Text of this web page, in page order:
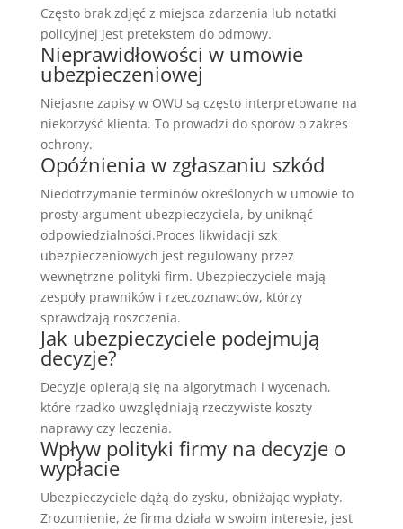
Często brak zdjęć z miejsca zdarzenia lub notatki
policyjnej jest pretekstem do odmowy.
Nieprawidłowości w umowie
ubezpieczeniowej
Niejasne zapisy w OWU są często interpretowane na
niekorzyść klienta. To prowadzi do sporów o zakres
ochrony.
Opóźnienia w zgłaszaniu szkód
Niedotrzymanie terminów określonych w umowie to
prosty argument ubezpieczyciela, by uniknąć
odpowiedzialności.Proces likwidacji szk
ubezpieczeniowych jest regulowany przez
wewnętrzne polityki firm. Ubezpieczyciele mają
zespoły prawników i rzeczoznawców, którzy
sprawdzają roszczenia.
Jak ubezpieczyciele podejmują
decyzje?
Decyzje opierają się na algorytmach i wycenach,
które rzadko uwzględniają rzeczywiste koszty
naprawy czy leczenia.
Wpływ polityki firmy na decyzje o
wypłacie
Ubezpieczyciele dążą do zysku, obniżając wypłaty.
Zrozumienie, że firma działa w swoim interesie, jest